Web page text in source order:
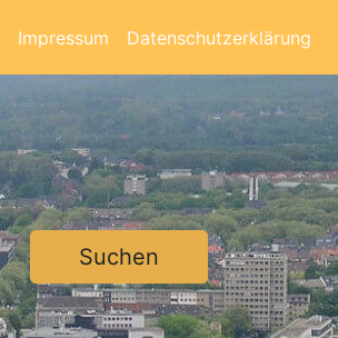
Impressum Datenschutzerklärung
Suchen